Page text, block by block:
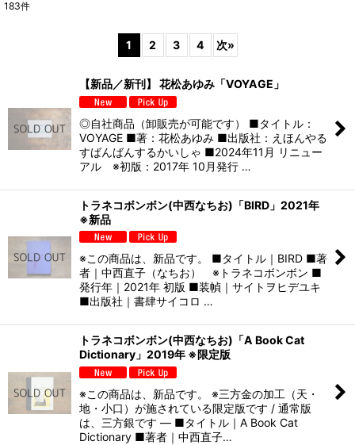
絞り込む
183件
1 2 3 4 次»
【新品／新刊】 花松あゆみ「VOYAGE」
◎自社商品（卸販売が可能です） ■タイトル：
VOYAGE ■著：花松あゆみ ■出版社：えほんやる
すばんばんするかいしゃ ■2024年11月 リニュー
アル ※初版：2017年 10月発行 …
トラネコボンボン(中西なちお)「BIRD」2021年
※新品
※この商品は、新品です。 ■タイトル｜BIRD ■著
者｜中西直子（なちお） ※トラネコボンボン ■
発行年｜2021年 初版 ■装幀｜サイトヲヒデユキ
■出版社｜書肆サイコロ …
トラネコボンボン(中西なちお)「A Book Cat
Dictionary」2019年 ※限定版
※この商品は、新品です。 ※三方金の加工（天・
地・小口）が施されている限定版です / 通常版
は、三方銀です — ■タイトル｜A Book Cat
Dictionary ■著者｜中西直子…